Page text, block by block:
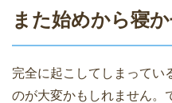
また始めから寝
完全に起こしてしまってい
のが大変かもしれません。